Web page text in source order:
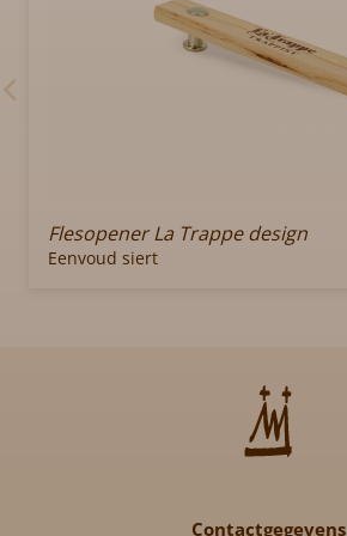
Flesopener La Trappe design
Eenvoud siert
Contactgegevens